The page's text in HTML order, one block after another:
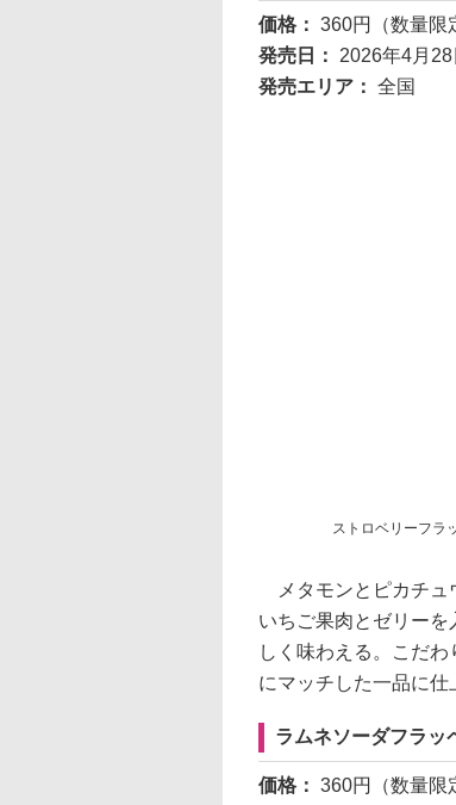
価格： 360円（数量限
発売日： 2026年4月28
発売エリア： 全国
ストロベリーフラ
メタモンとピカチュ
いちご果肉とゼリー
しく味わえる。こだ
にマッチした一品に仕
ラムネソーダフラッ
価格： 360円（数量限